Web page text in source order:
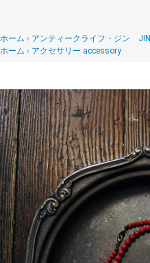
ホーム
アンティークライフ・ジン JIN
ホーム
アクセサリー accessory